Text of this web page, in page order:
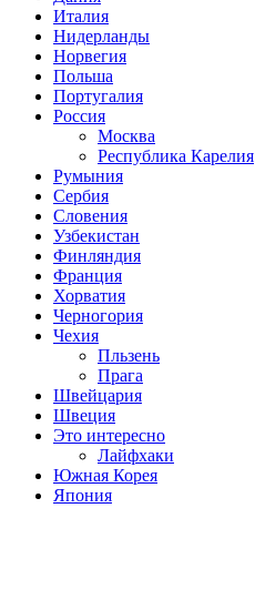
Италия
Нидерланды
Норвегия
Польша
Португалия
Россия
Москва
Республика Карелия
Румыния
Сербия
Словения
Узбекистан
Финляндия
Франция
Хорватия
Черногория
Чехия
Пльзень
Прага
Швейцария
Швеция
Это интересно
Лайфхаки
Южная Корея
Япония